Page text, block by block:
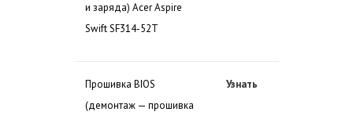
и заряда) Acer Aspire
Swift SF314-52T
Прошивка BIOS
(демонтаж — прошивка
Узнать